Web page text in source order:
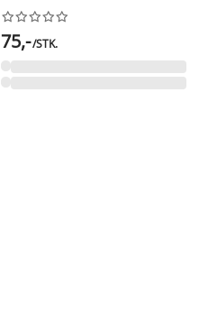






75,-/STK.